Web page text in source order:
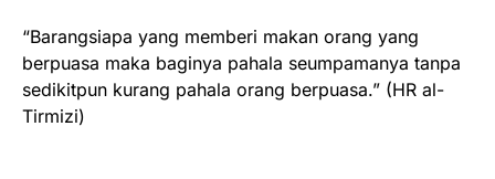
“Barangsiapa yang memberi makan orang yang
berpuasa maka baginya pahala seumpamanya tanpa
sedikitpun kurang pahala orang berpuasa.” (HR al-
Tirmizi)